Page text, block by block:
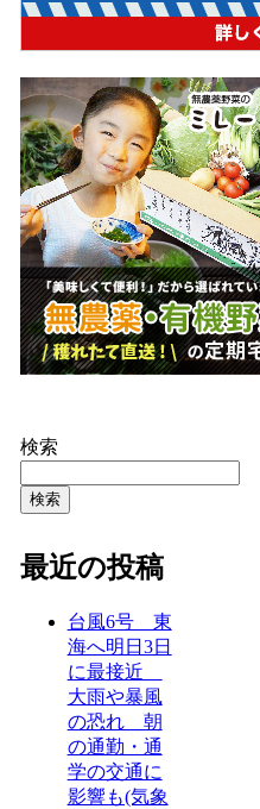
検索
検索
最近の投稿
台風6号 東
海へ明日3日
に最接近
大雨や暴風
の恐れ 朝
の通勤・通
学の交通に
影響も(気象